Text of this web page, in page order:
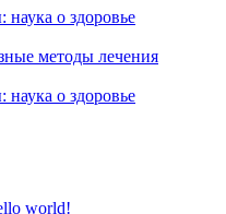
о здоровье
методы лечения
о здоровье
world!